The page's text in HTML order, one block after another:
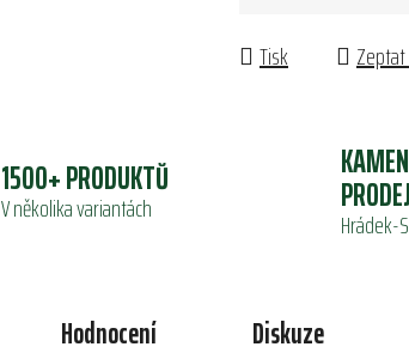
Tisk
1500+ PRODUKTŮ
V několika variantách Hrádek-
Hodnocení Diskuze